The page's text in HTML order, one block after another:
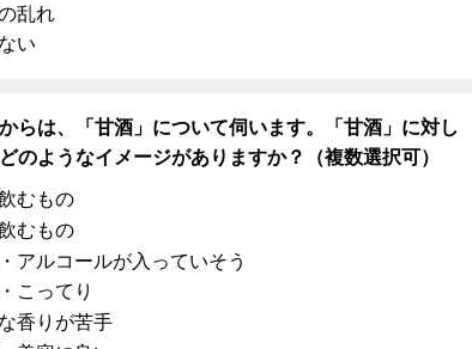
乱れ
い
らは、「甘酒」について伺います。「甘酒」に対し
のようなイメージがありますか？（複数選択可）
むもの
むもの
アルコールが入っていそう
こってり
香りが苦手